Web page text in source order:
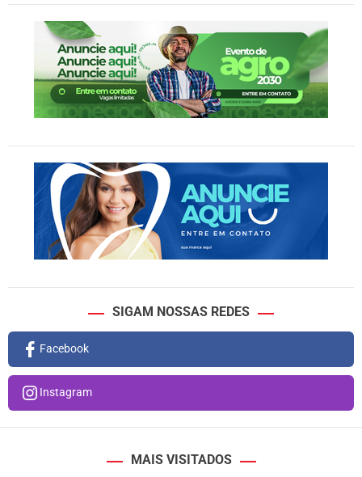
SIGAM NOSSAS REDES
Facebook
Instagram
MAIS VISITADOS